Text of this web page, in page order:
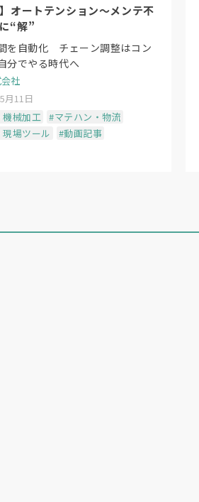
】オートテンション〜メンテ不
“解”
を自動化 チェーン調整はコン
分でやる時代へ
社
月11日
機械加工 #マテハン・物流
場ツール
#動画記事